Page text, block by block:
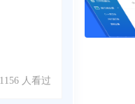
1156 人看过